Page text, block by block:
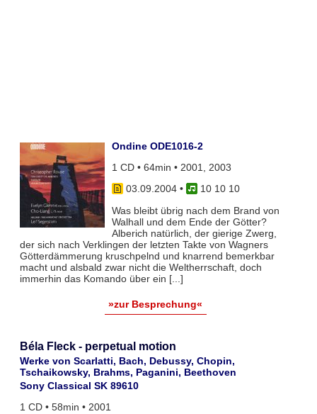
Ondine ODE1016-2
1 CD • 64min • 2001, 2003
03.09.2004•
10 10 10
Was bleibt übrig nach dem Brand von
Walhall und dem Ende der Götter?
Alberich natürlich, der gierige Zwerg,
der sich nach Verklingen der letzten Takte von Wagners
Götterdämmerung kruschpelnd und knarrend bemerkbar
macht und alsbald zwar nicht die Weltherrschaft, doch
immerhin das Komando über ein [...]
»zur Besprechung«
Béla Fleck - perpetual motion
Werke von Scarlatti, Bach, Debussy, Chopin,
Tschaikowsky, Brahms, Paganini, Beethoven
Sony Classical SK 89610
1 CD • 58min • 2001